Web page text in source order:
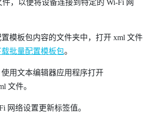
件，以便将设备连接到特定的 Wi-Fi 网
模板包内容的文件夹中，打开 xml 文件
载批量配置模板包。
用文本编辑器应用程序打开
文件。
网络设置更新标签值。